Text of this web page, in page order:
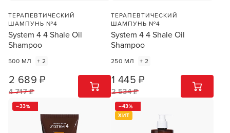
ТЕРАПЕВТИЧЕСКИЙ
ШАМПУНЬ №4
System 4 4 Shale Oil
Shampoo
500 МЛ + 2
2 689 ₽
4 717 ₽
1 ШТ
ТЕРАПЕВТИЧЕСКИЙ
ШАМПУНЬ №4
System 4 4 Shale Oil
Shampoo
250 МЛ + 2
1 445 ₽
2 534 ₽
1 ШТ
33
43
ХИТ